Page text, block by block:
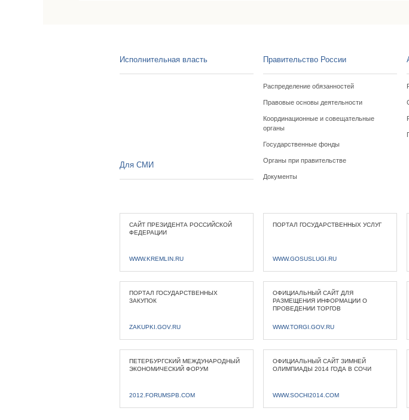
Исполнительная власть Правительство России
Распределение обязанностей
Правовые основы деятельности
Координационные и совещательные
органы
Государственные фонды
Органы при правительстве
Документы
Для СМИ
САЙТ ПРЕЗИДЕНТА РОССИЙСКОЙ
ФЕДЕРАЦИИ
WWW.KREMLIN.RU
ПОРТАЛ ГОСУДАРСТВЕННЫХ УСЛУГ
WWW.GOSUSLUGI.RU
ПОРТАЛ ГОСУДАРСТВЕННЫХ
ЗАКУПОК
ZAKUPKI.GOV.RU
ОФИЦИАЛЬНЫЙ САЙТ ДЛЯ
РАЗМЕЩЕНИЯ ИНФОРМАЦИИ О
ПРОВЕДЕНИИ ТОРГОВ
WWW.TORGI.GOV.RU
ПЕТЕРБУРГСКИЙ МЕЖДУНАРОДНЫЙ
ЭКОНОМИЧЕСКИЙ ФОРУМ
2012.FORUMSPB.COM
ОФИЦИАЛЬНЫЙ САЙТ ЗИМНЕЙ
ОЛИМПИАДЫ 2014 ГОДА В СОЧИ
WWW.SOCHI2014.COM